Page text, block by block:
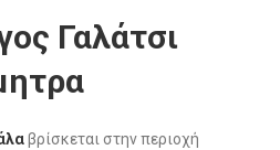
Γαλάτσι
βρίσκεται στην περιοχή